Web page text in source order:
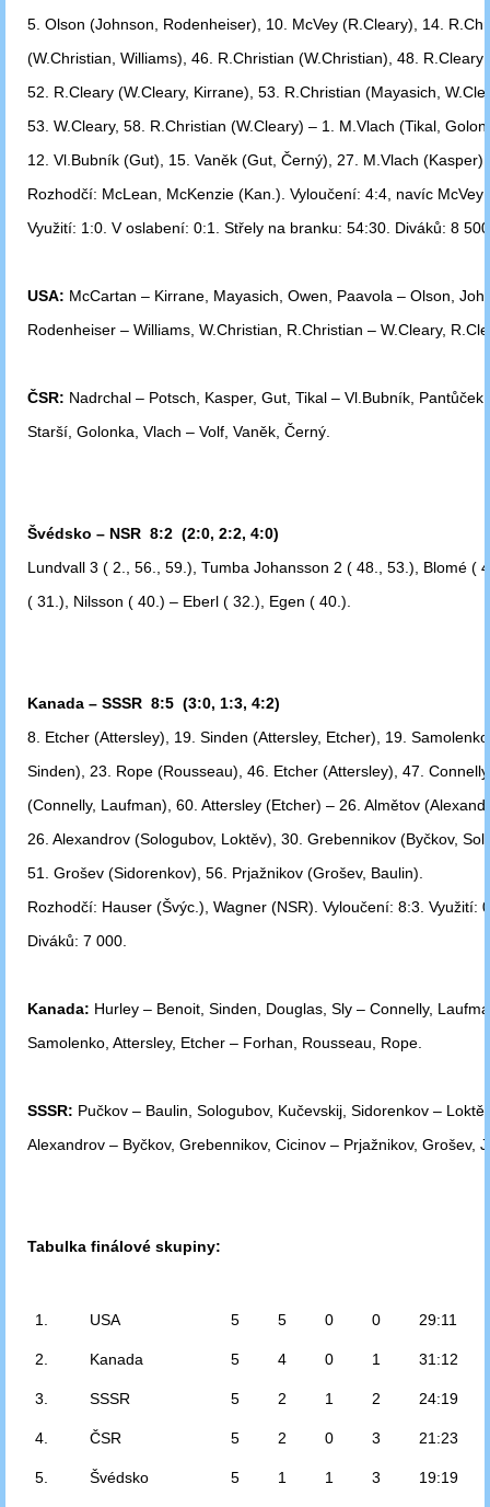
5. Olson (Johnson, Rodenheiser), 10. McVey (R.Cleary), 14.
(W.Christian, Williams), 46. R.Christian (W.Christian), 48. R.Cleary
52. R.Cleary (W.Cleary, Kirrane), 53. R.Christian (Mayasich,
53. W.Cleary, 58. R.Christian (W.Cleary) – 1. M.Vlach (Tikal,
12. Vl.Bubník (Gut), 15. Vaněk (Gut, Černý), 27. M.Vlach (Kasper).
Rozhodčí: McLean, McKenzie (Kan.). Vyloučení: 4:4, navíc McVey
Využití: 1:0. V oslabení: 0:1. Střely na branku: 54:30. Diváků: 8
USA: McCartan – Kirrane, Mayasich, Owen, Paavola – Olson,
Rodenheiser – Williams, W.Christian, R.Christian – W.Cleary,
ČSR: Nadrchal – Potsch, Kasper, Gut, Tikal – Vl.Bubník,
Starší, Golonka, Vlach – Volf, Vaněk, Černý.
Švédsko – NSR 8:2 (2:0, 2:2, 4:0)
Lundvall 3 ( 2., 56., 59.), Tumba Johansson 2 ( 48., 53.), Blomé (
( 31.), Nilsson ( 40.) – Eberl ( 32.), Egen ( 40.).
Kanada – SSSR 8:5 (3:0, 1:3, 4:2)
8. Etcher (Attersley), 19. Sinden (Attersley, Etcher), 19.
Sinden), 23. Rope (Rousseau), 46. Etcher (Attersley), 47.
(Connelly, Laufman), 60. Attersley (Etcher) – 26. Almětov
26. Alexandrov (Sologubov, Loktěv), 30. Grebennikov (Byčkov,
51. Grošev (Sidorenkov), 56. Prjažnikov (Grošev, Baulin).
Rozhodčí: Hauser (Švýc.), Wagner (NSR). Vyloučení: 8:3. Využití:
Diváků: 7 000.
Kanada: Hurley – Benoit, Sinden, Douglas, Sly – Connelly,
Samolenko, Attersley, Etcher – Forhan, Rousseau, Rope.
SSSR: Pučkov – Baulin, Sologubov, Kučevskij, Sidorenkov –
Alexandrov – Byčkov, Grebennikov, Cicinov – Prjažnikov, Grošev,
Tabulka finálové skupiny:
1. USA 5 5 0 0 29:11
2. Kanada 5 4 0 1 31:12
3. SSSR 5 2 1 2 24:19
4. ČSR 5 2 0 3 21:23
5. Švédsko 5 1 1 3 19:19